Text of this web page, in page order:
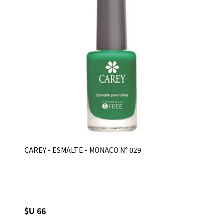
CAREY - ESMALTE - MONACO N° 029
$U 66